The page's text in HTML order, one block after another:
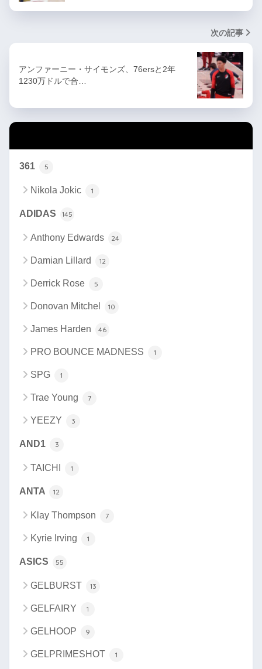
次の記事
アンファーニー・サイモンズ、76ersと2年
1230万ドルで合…
361 5
Nikola Jokic 1
ADIDAS 145
Anthony Edwards 24
Damian Lillard 12
Derrick Rose 5
Donovan Mitchel 10
James Harden 46
PRO BOUNCE MADNESS 1
SPG 1
Trae Young 7
YEEZY 3
AND1 3
TAICHI 1
ANTA 12
Klay Thompson 7
Kyrie Irving 1
ASICS 55
GELBURST 13
GELFAIRY 1
GELHOOP 9
GELPRIMESHOT 1